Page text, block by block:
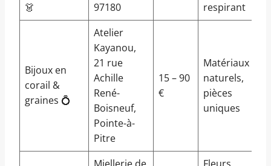
👗
97180
respirant
Bijoux en
corail &
graines 💍
Atelier
Kayanou,
21 rue
Achille
René-
Boisneuf,
Pointe-à-
Pitre
15 – 90
€
Matériaux
naturels,
pièces
uniques